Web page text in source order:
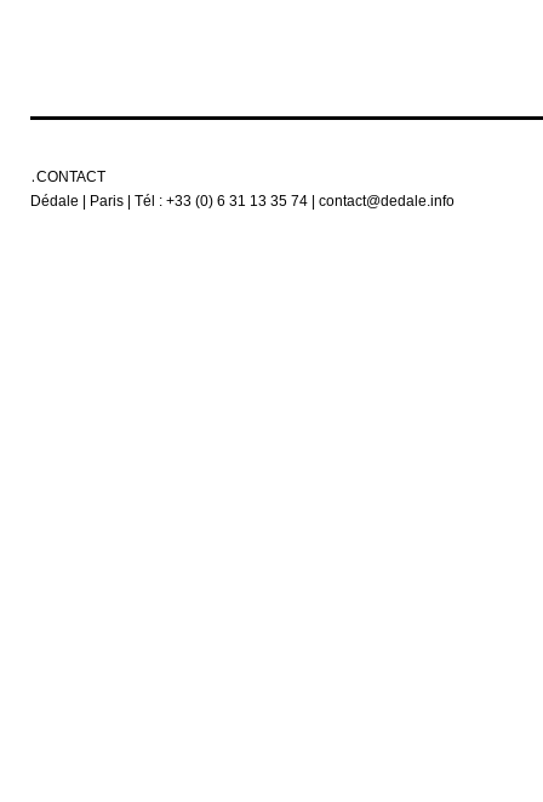
CONTACT
Dédale | Paris | Tél : +33 (0) 6 31 13 35 74 | contact@dedale.info